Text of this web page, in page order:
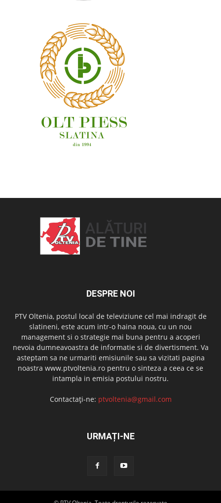
DESPRE NOI
PTV Oltenia, postul local de televiziune cel mai indragit de
slatineni, este acum intr-o haina noua, cu un nou
management si o strategie mai buna pentru a acoperi
nevoia dumneavoastra de informatie si de divertisment. Va
asteptam sa ne urmariti emisiunile sau sa vizitati pagina
noastra www.ptvoltenia.ro pentru o sinteza a ceea ce se
intampla in emisia postului nostru.
Contactați-ne: ptvoltenia@gmail.com
URMAȚI-NE